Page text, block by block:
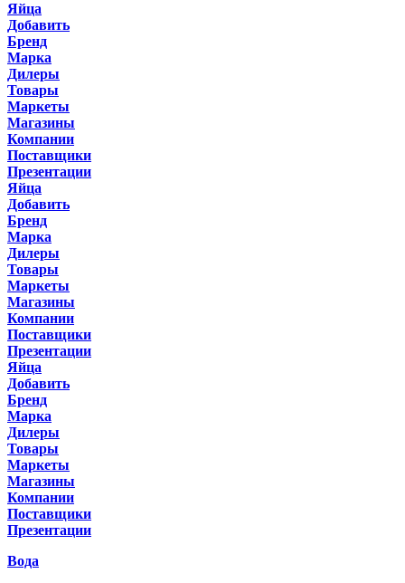
Яйца
Добавить
Бренд
Марка
Дилеры
Товары
Маркеты
Магазины
Компании
Поставщики
Презентации
Яйца
Добавить
Бренд
Марка
Дилеры
Товары
Маркеты
Магазины
Компании
Поставщики
Презентации
Яйца
Добавить
Бренд
Марка
Дилеры
Товары
Маркеты
Магазины
Компании
Поставщики
Презентации
Вода